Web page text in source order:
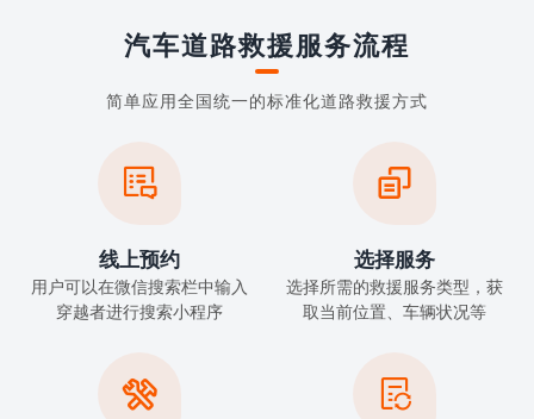
汽车道路救援服务流程
简单应用全国统一的标准化道路救援方式

线上预约
用户可以在微信搜索栏中输入
穿越者进行搜索小程序

选择服务
选择所需的救援服务类型，获
取当前位置、车辆状况等
 